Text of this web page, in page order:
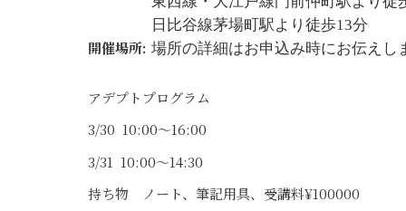
開催場所:
日比谷線茅場町駅より徒歩13分
場所の詳細はお申込み時にお伝えし
アデプトプログラム
3/30 10:00〜16:00
3/31 10:00〜14:30
持ち物 ノート、筆記用具、受講料¥100000